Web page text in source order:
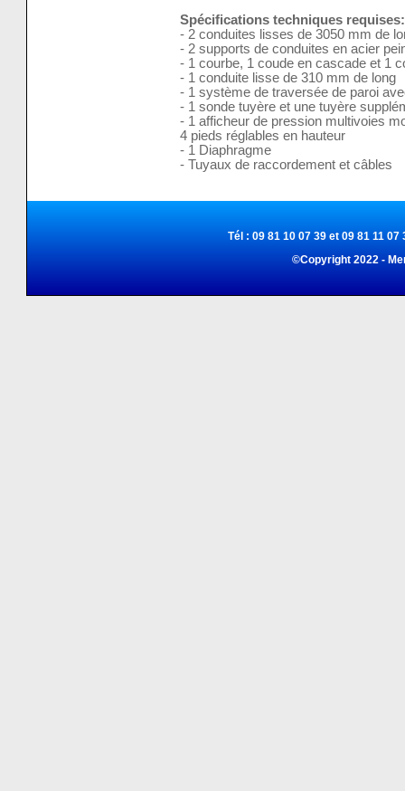
Spécifications techniques requises:
- 2 conduites lisses de 3050 mm de
- 2 supports de conduites en acier
- 1 courbe, 1 coude en cascade et 1
- 1 conduite lisse de 310 mm de long
- 1 système de traversée de paroi
- 1 sonde tuyère et une tuyère
- 1 afficheur de pression multivoies
4 pieds réglables en hauteur
- 1 Diaphragme
- Tuyaux de raccordement et câbles
Tél : 09 81 10 07 39 et 09 81 11
©Copyright 2022 -